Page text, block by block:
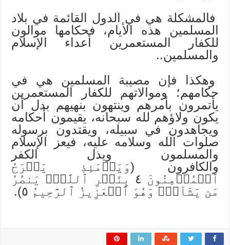
فالمشكلة هي في الدول القائمة في بلاد
المسلمين هذه الأيام، فحكامها موالون
للكفار المستعمرين أعداء الإسلام
والمسلمين..
وهكذا فإن مصيبة المسلمين هي في
حكامهم؛ وموالاتهم للكفار المستعمرين
يأتمرون بأمرهم وينتهون بنهيهم بدل أن
يكون ولاؤهم لله سبحانه، يقيمون أحكامه
ويجاهدون في سبيله، ويقتدون برسوله
صلوات الله وسلامه عليه، فيعز الإسلام
والمسلمون ويذل الكفر
والكافرون
(وَيَوۡمَئِذٖ يَفۡرَحُ
ٱلۡمُؤۡمِنُونَ ٤ بِنَصۡرِ ٱللَّهِۚ يَنصُرُ
مَن يَشَآءُۖ وَهُوَ ٱلۡعَزِيزُ ٱلرَّحِيمُ ٥).